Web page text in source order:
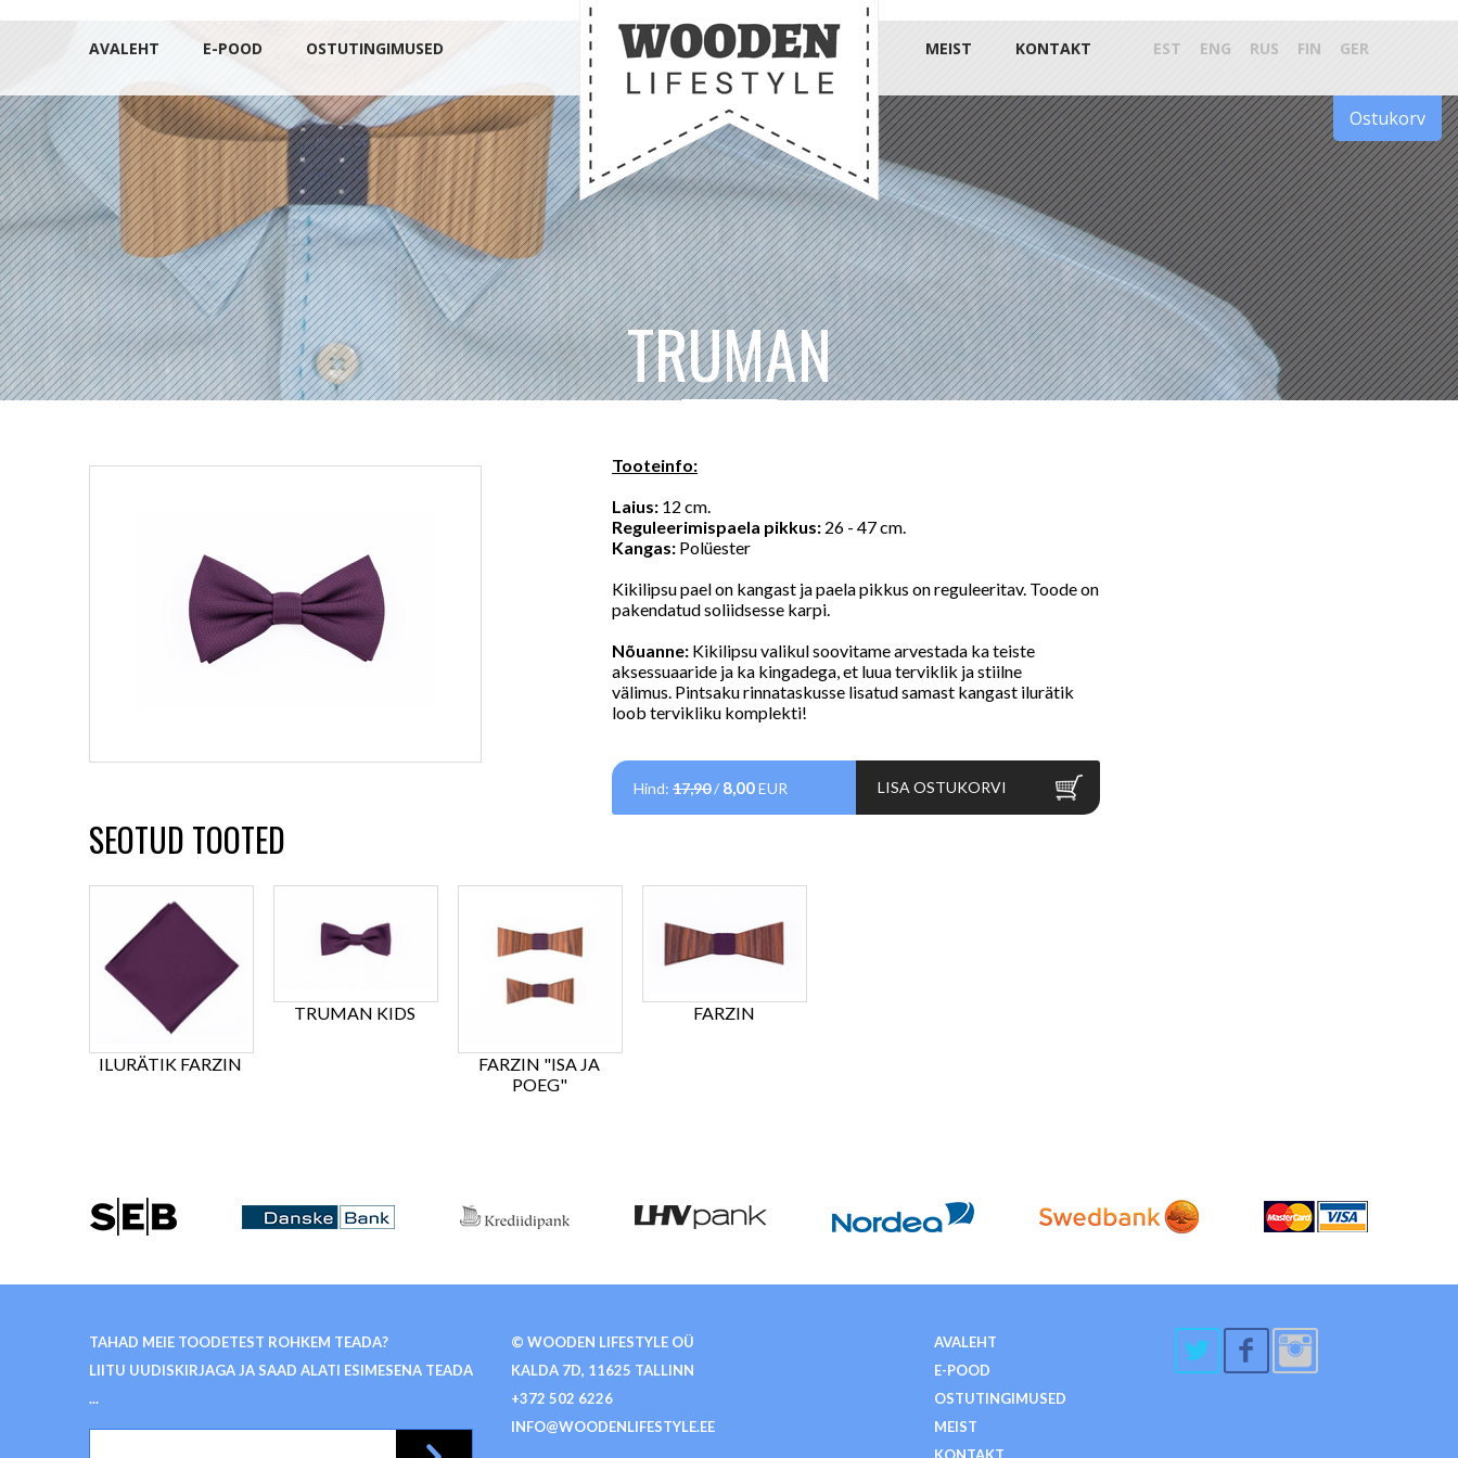
AVALEHT E-POOD OSTUTINGIMUSED MEIST KONTAKT EST ENG RUS FIN GER
Ostukorv
TRUMAN
Tooteinfo:
Laius: 12 cm.
Reguleerimispaela pikkus: 26 - 47 cm.
Kangas: Polüester
Kikilipsu pael on kangast ja paela pikkus on reguleeritav. Toode on
pakendatud soliidsesse karpi.
Nõuanne: Kikilipsu valikul soovitame arvestada ka teiste
aksessuaaride ja ka kingadega, et luua terviklik ja stiilne
välimus. Pintsaku rinnataskusse lisatud samast kangast ilurätik
loob tervikliku komplekti!
Hind: 17,90/ 8,00EUR LISA OSTUKORVI
SEOTUD TOOTED
ILURÄTIK FARZIN
TRUMAN KIDS
FARZIN "ISA JA
POEG"
FARZIN
TAHAD MEIE TOODETEST ROHKEM TEADA?
LIITU UUDISKIRJAGA JA SAAD ALATI ESIMESENA TEADA
...
© WOODEN LIFESTYLE OÜ
KALDA 7D, 11625 TALLINN
+372 502 6226
INFO@WOODENLIFESTYLE.EE
AVALEHT
E-POOD
OSTUTINGIMUSED
MEIST